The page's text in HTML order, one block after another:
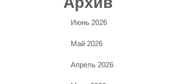
Июнь 2026
Май 2026
Апрель 2026